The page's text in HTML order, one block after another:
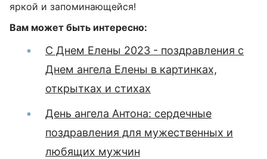
яркой и запоминающейся!
Вам может быть интересно:
С Днем Елены 2023 - поздравления с
Днем ангела Елены в картинках,
открытках и стихах
День ангела Антона: сердечные
поздравления для мужественных и
любящих мужчин